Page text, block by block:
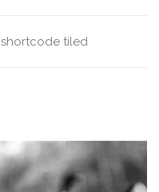
shortcode tiled